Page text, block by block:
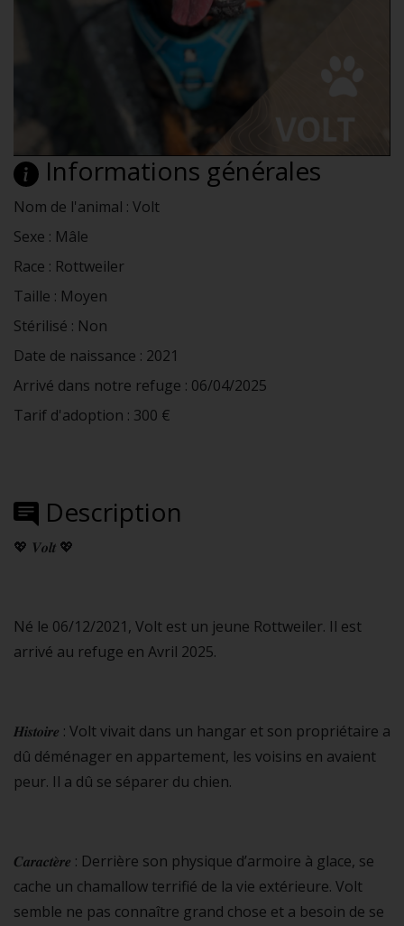
Informations générales
Nom de l'animal : Volt
Sexe : Mâle
Race : Rottweiler
Taille : Moyen
Stérilisé : Non
Date de naissance : 2021
Arrivé dans notre refuge : 06/04/2025
Tarif d'adoption : 300 €
Description
💖 𝑽𝒐𝒍𝒕 💖
Né le 06/12/2021, Volt est un jeune Rottweiler. Il est
arrivé au refuge en Avril 2025.
𝑯𝒊𝒔𝒕𝒐𝒊𝒓𝒆 : Volt vivait dans un hangar et son propriétaire a
dû déménager en appartement, les voisins en avaient
peur. Il a dû se séparer du chien.
𝑪𝒂𝒓𝒂𝒄𝒕𝒆̀𝒓𝒆 : Derrière son physique d’armoire à glace, se
cache un chamallow terrifié de la vie extérieure. Volt
semble ne pas connaître grand chose et a besoin de se